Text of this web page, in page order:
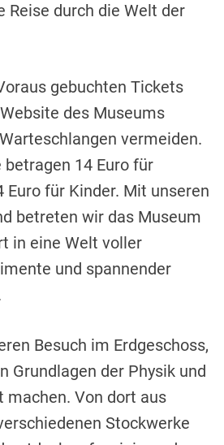
Reise durch die Welt der
gebuchten Tickets
des Museums
vermeiden.
14 Euro für
Euro für Kinder. Mit unseren
betreten wir das Museum
in eine Welt voller
und spannender
Besuch im Erdgeschoss,
Grundlagen der Physik und
machen. Von dort aus
Stockwerke